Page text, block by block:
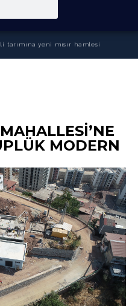
tarımına yeni mısır hamlesi
MODERN